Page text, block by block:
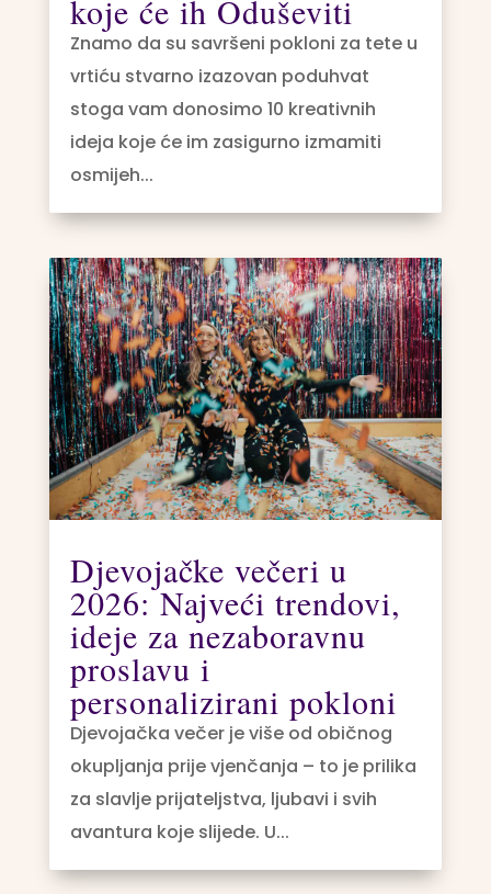
koje će ih Oduševiti
Znamo da su savršeni pokloni za tete u
vrtiću stvarno izazovan poduhvat
stoga vam donosimo 10 kreativnih
ideja koje će im zasigurno izmamiti
osmijeh...
Djevojačke večeri u
2026: Najveći trendovi,
ideje za nezaboravnu
proslavu i
personalizirani pokloni
Djevojačka večer je više od običnog
okupljanja prije vjenčanja – to je prilika
za slavlje prijateljstva, ljubavi i svih
avantura koje slijede. U...